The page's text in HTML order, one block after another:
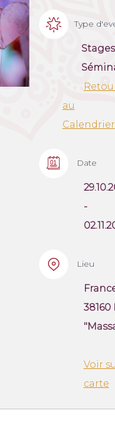
Type
au
Calendrier
Date
-
Lieu
Voir
carte